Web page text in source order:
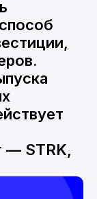
— STRK,